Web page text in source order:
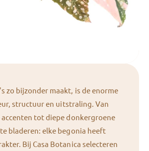
zo bijzonder maakt, is de enorme
structuur en uitstraling. Van
tot diepe donkergroene
bladeren: elke begonia heeft
Bij Casa Botanica selecteren